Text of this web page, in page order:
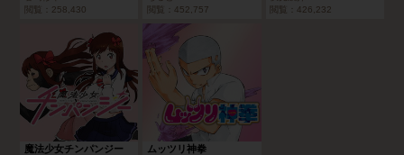
閲覧：
258,430
閲覧：
452,757
閲覧：
426,232
魔法少女チンパンジー ムッツリ神拳